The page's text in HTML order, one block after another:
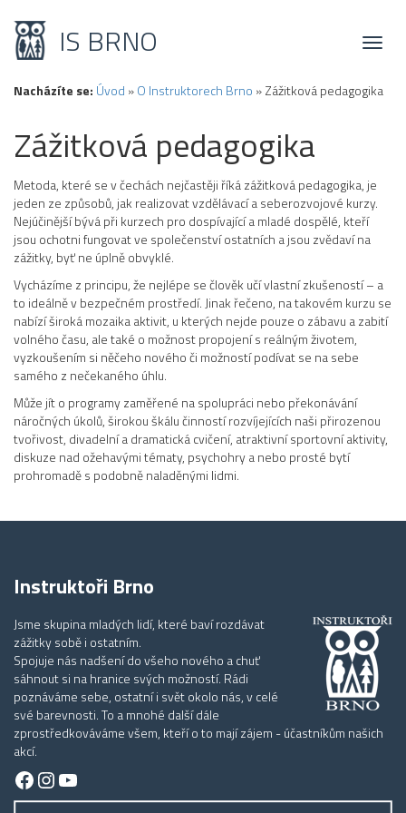
Toggle
IS BRNO
Nacházíte se: Úvod »O Instruktorech Brno »Zážitková pedagogika
Zážitková pedagogika
Metoda, které se v čechách nejčastěji říká zážitková pedagogika, je
jeden ze způsobů, jak realizovat vzdělávací a seberozvojové kurzy.
Nejúčinější bývá při kurzech pro dospívající a mladé dospělé, kteří
jsou ochotni fungovat ve společenství ostatních a jsou zvědaví na
zážitky, byť ne úplně obvyklé.
Vycházíme z principu, že nejlépe se člověk učí vlastní zkušeností – a
to ideálně v bezpečném prostředí. Jinak řečeno, na takovém kurzu se
nabízí široká mozaika aktivit, u kterých nejde pouze o zábavu a zabití
volného času, ale také o možnost propojení s reálným životem,
vyzkoušením si něčeho nového či možností podívat se na sebe
samého z nečekaného úhlu.
Může jít o programy zaměřené na spolupráci nebo překonávání
náročných úkolů, širokou škálu činností rozvíjejících naši přirozenou
tvořivost, divadelní a dramatická cvičení, atraktivní sportovní aktivity,
diskuze nad ožehavými tématy, psychohry a nebo prosté bytí
prohromadě s podobně naladěnými lidmi.
Instruktoři Brno
Jsme skupina mladých lidí, které baví rozdávat
zážitky sobě i ostatním.
Spojuje nás nadšení do všeho nového a chuť
sáhnout si na hranice svých možností. Rádi
poznáváme sebe, ostatní i svět okolo nás, v celé
své barevnosti. To a mnohé další dále
zprostředkováváme všem, kteří o to mají zájem - účastníkům našich
akcí.
Facebook
Instagram
YouTube